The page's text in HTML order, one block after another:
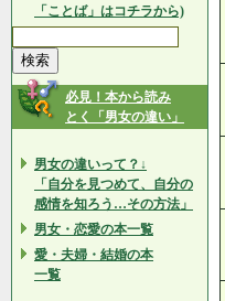
「ことば」はコチラから)
必見！本から読み
とく「男女の違い」
男女の違いって？↓
「自分を見つめて、自分の
感情を知ろう…その方法」
男女・恋愛の本一覧
愛・夫婦・結婚の本
一覧